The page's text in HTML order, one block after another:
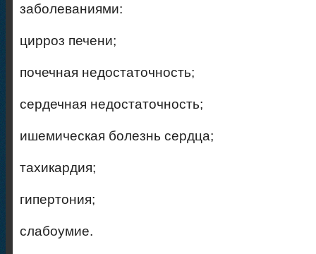
заболеваниями:
цирроз печени;
почечная недостаточность;
сердечная недостаточность;
ишемическая болезнь сердца;
тахикардия;
гипертония;
слабоумие.